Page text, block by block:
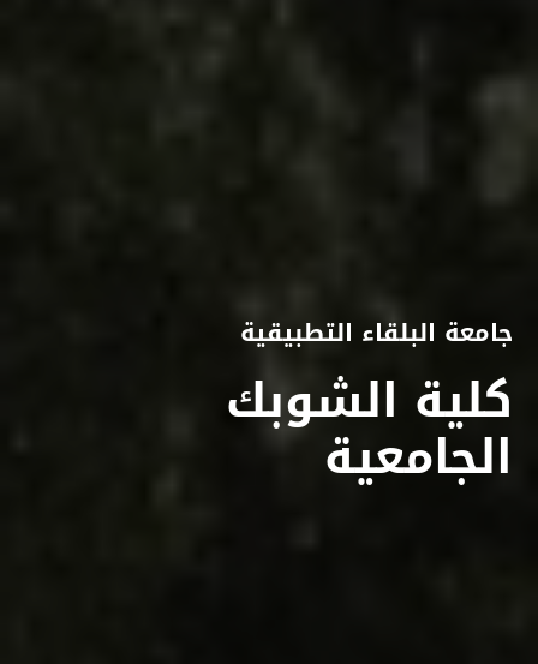
جامعة البلقاء التطبيقية
كلية الشوبك
الجامعية